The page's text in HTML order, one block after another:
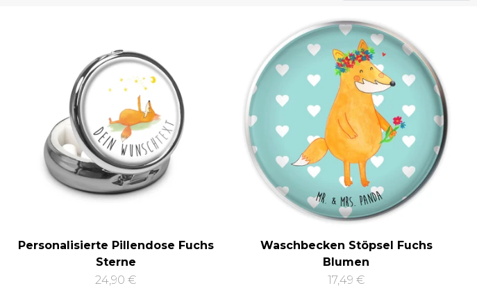
Personalisierte Pillendose Fuchs
Sterne
24,90 €
Waschbecken Stöpsel Fuchs
Blumen
17,49 €